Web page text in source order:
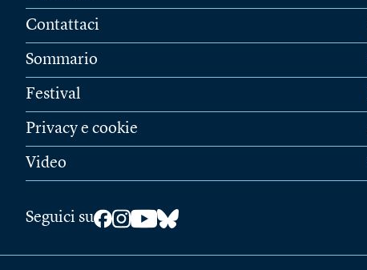
Contattaci
Sommario
Festival
Privacy e cookie
Video
Seguici su